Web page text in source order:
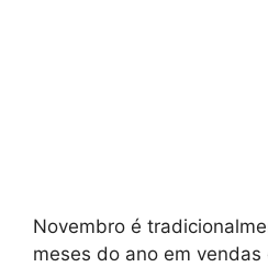
Novembro é
meses do ano em